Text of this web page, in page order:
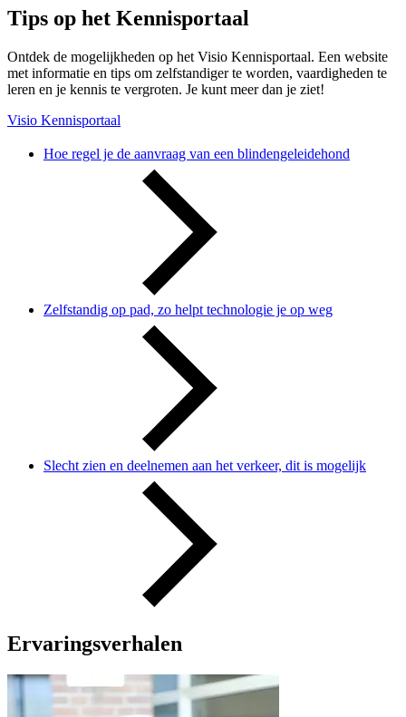
Tips op het Kennisportaal
Ontdek de mogelijkheden op het Visio Kennisportaal. Een website
met informatie en tips om zelfstandiger te worden, vaardigheden te
leren en je kennis te vergroten. Je kunt meer dan je ziet!
Visio Kennisportaal
Hoe regel je de aanvraag van een blindengeleidehond
Zelfstandig op pad, zo helpt technologie je op weg
Slecht zien en deelnemen aan het verkeer, dit is mogelijk
Ervaringsverhalen